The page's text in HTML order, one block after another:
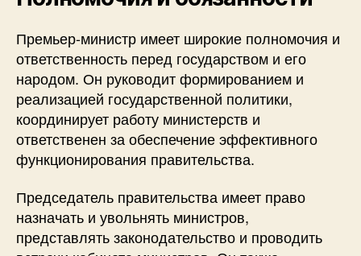
Премьер-министр имеет широкие полномочия и
ответственность перед государством и его
народом. Он руководит формированием и
реализацией государственной политики,
координирует работу министерств и
ответственен за обеспечение эффективного
функционирования правительства.
Председатель правительства имеет право
назначать и увольнять министров,
представлять законодательство и проводить